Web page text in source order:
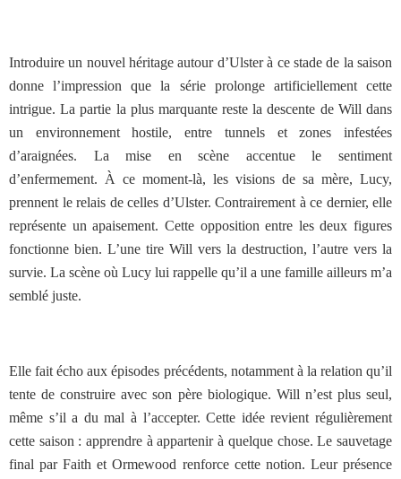
Introduire un nouvel héritage autour d’Ulster à ce stade de la saison
donne l’impression que la série prolonge artificiellement cette
intrigue. La partie la plus marquante reste la descente de Will dans
un environnement hostile, entre tunnels et zones infestées
d’araignées. La mise en scène accentue le sentiment
d’enfermement. À ce moment-là, les visions de sa mère, Lucy,
prennent le relais de celles d’Ulster. Contrairement à ce dernier, elle
représente un apaisement. Cette opposition entre les deux figures
fonctionne bien. L’une tire Will vers la destruction, l’autre vers la
survie. La scène où Lucy lui rappelle qu’il a une famille ailleurs m’a
semblé juste.
Elle fait écho aux épisodes précédents, notamment à la relation qu’il
tente de construire avec son père biologique. Will n’est plus seul,
même s’il a du mal à l’accepter. Cette idée revient régulièrement
cette saison : apprendre à appartenir à quelque chose. Le sauvetage
final par Faith et Ormewood renforce cette notion. Leur présence